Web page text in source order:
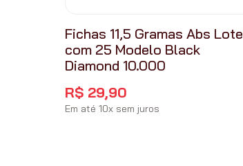
Fichas 11,5 Gramas Abs Lote
com 25 Modelo Black
Diamond 10.000
R$ 29,90
Em até10x sem juros